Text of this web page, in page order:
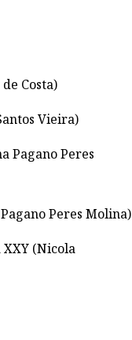
Costa)
Vieira)
Pagano Peres
Peres Molina)
(Nicola